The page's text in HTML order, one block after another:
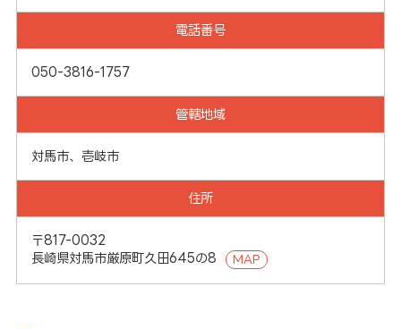
電話番号
050-3816-1757
管轄地域
対馬市、壱岐市
住所
〒817-0032
長崎県対馬市厳原町久田645の8
MAP